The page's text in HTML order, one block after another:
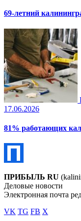
69-летний
17.06.2026
81% работающих
ПРИБЫЛЬ RU
Деловые новости
Электронная почта
VK TG FB X